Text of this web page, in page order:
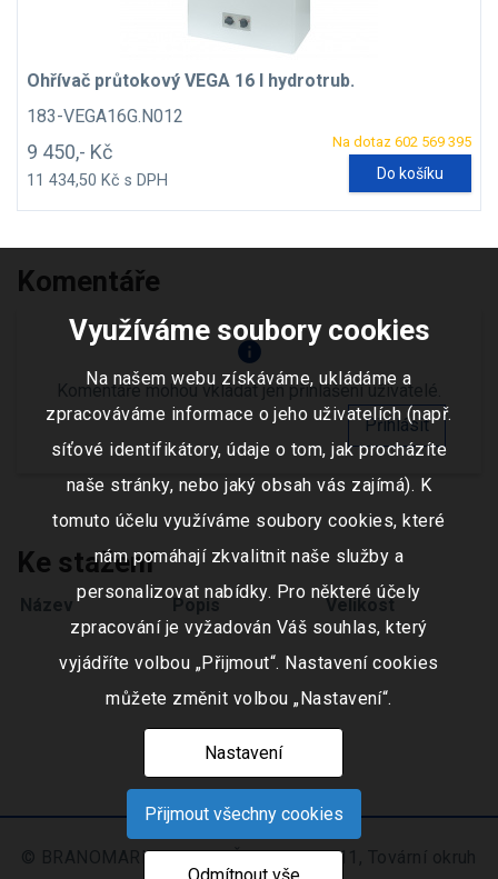
Ohřívač průtokový VEGA 16 l hydrotrub.
183-VEGA16G.N012
Na dotaz 602 569 395
9 450,- Kč
11 434,50 Kč s DPH Do košíku
Komentáře
info
Komentáře mohou vkládat jen přihlášení uživatelé.
Přihlásit
Ke stažení
Název Popis Velikost
© BRANOMARKET s.r.o., IČO: 253 51 311, Tovární okruh
Využíváme soubory cookies
Na našem webu získáváme, ukládáme a
zpracováváme informace o jeho uživatelích (např.
síťové identifikátory, údaje o tom, jak procházíte
naše stránky, nebo jaký obsah vás zajímá). K
tomuto účelu využíváme soubory cookies, které
nám pomáhají zkvalitnit naše služby a
personalizovat nabídky. Pro některé účely
zpracování je vyžadován Váš souhlas, který
vyjádříte volbou „Přijmout“. Nastavení cookies
můžete změnit volbou „Nastavení“.
Nastavení
Přijmout všechny cookies